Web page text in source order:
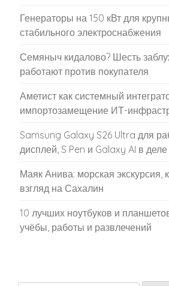
Генераторы на 150 кВт для
стабильного электроснабжения
Семяныч кидалово? Шесть
работают против покупателя
Аметист как системный
импортозамещение ИТ-
Samsung Galaxy S26 Ultra для
дисплей, S Pen и Galaxy AI в деле
Маяк Анива: морская экскурсия,
взгляд на Сахалин
10 лучших ноутбуков и
учёбы, работы и развлечений